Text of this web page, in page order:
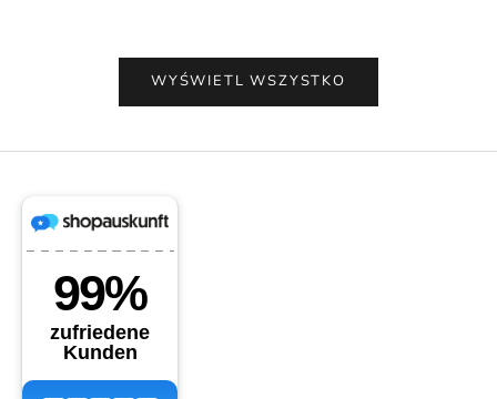
WYŚWIETL WSZYSTKO